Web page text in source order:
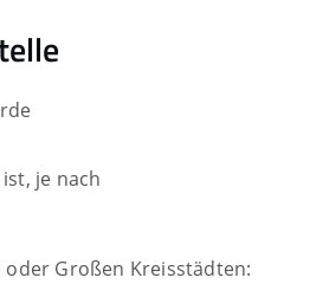
je nach
oder Großen Kreisstädten: